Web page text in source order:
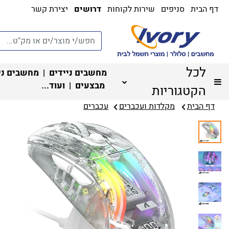
דף הבית סניפים שירות לקוחות דרושים יצירת קשר
לכל
הקטגוריות
מחשבים ניידים | מחשבים
מבצעים | ועוד...
דף הבית מקלדות ועכברים עכברים‏